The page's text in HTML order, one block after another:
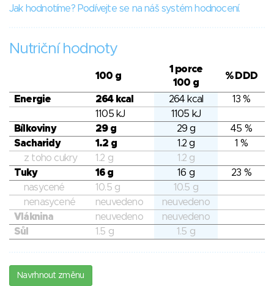
Jak hodnotíme? Podívejte se na náš systém hodnocení.
Nutriční hodnoty
100 g
1 porce
100 g
% DDD
Energie 264 kcal 264 kcal
13 %
1105 kJ
1105 kJ
Bílkoviny
29 g 29 g
45 %
Sacharidy
1.2 g 1.2 g
1 %
z toho cukry
1.2 g
1.2 g
Tuky
16 g 16 g
23 %
nasycené
10.5 g
10.5 g
nenasycené
neuvedeno
neuvedeno
Vláknina
neuvedeno
neuvedeno
Sůl
1.5 g 1.5 g
Navrhnout změnu